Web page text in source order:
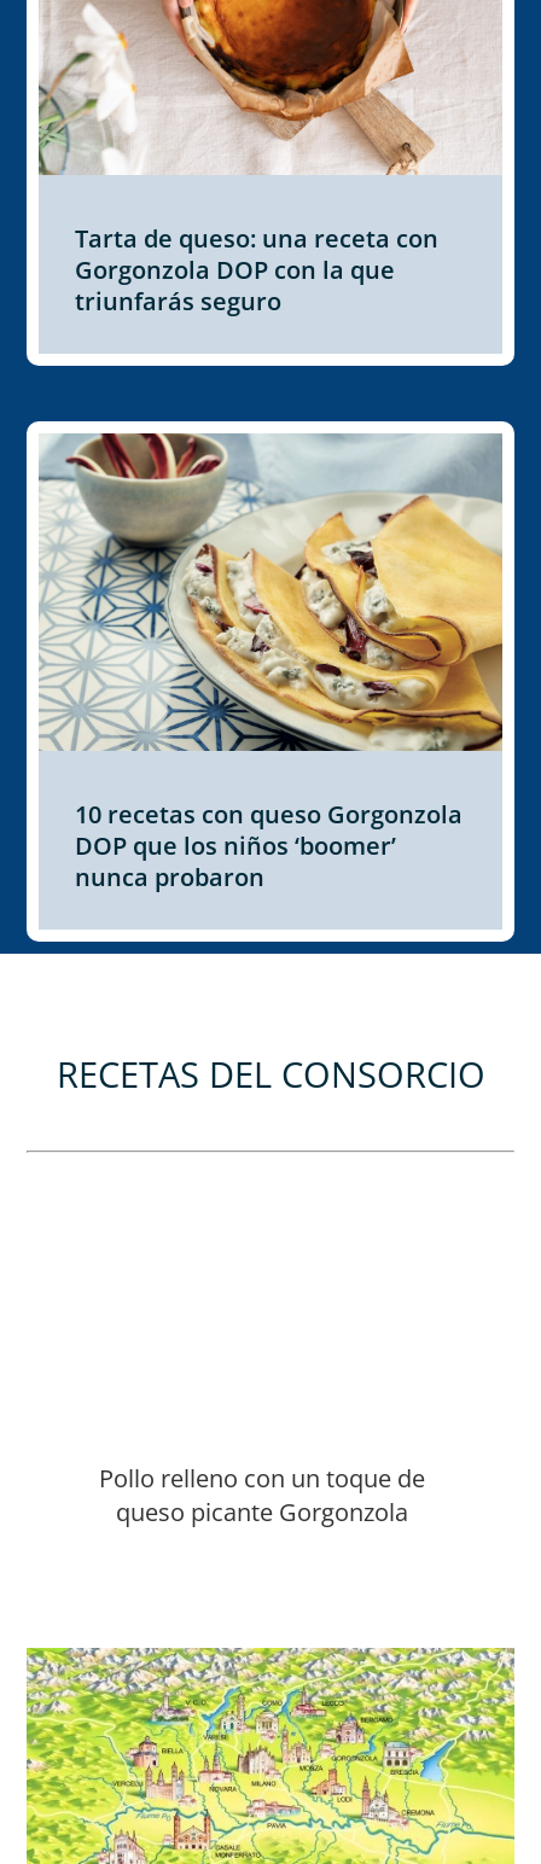
Tarta de queso: una receta con
Gorgonzola DOP con la que
triunfarás seguro
10 recetas con queso Gorgonzola
DOP que los niños ‘boomer’
nunca probaron
RECETAS DEL CONSORCIO
Pollo relleno con un toque de
queso picante Gorgonzola